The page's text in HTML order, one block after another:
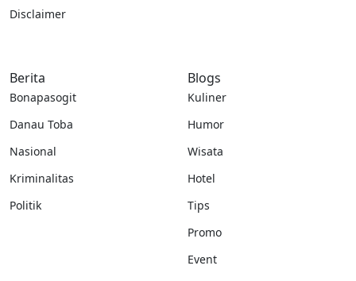
Disclaimer
Berita
Bonapasogit
Danau Toba
Nasional
Kriminalitas
Politik
Blogs
Kuliner
Humor
Wisata
Hotel
Tips
Promo
Event